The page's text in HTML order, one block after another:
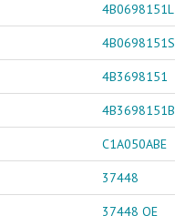
4B0698151L
4B0698151S
4B3698151
4B3698151B
C1A050ABE
37448
37448 OE